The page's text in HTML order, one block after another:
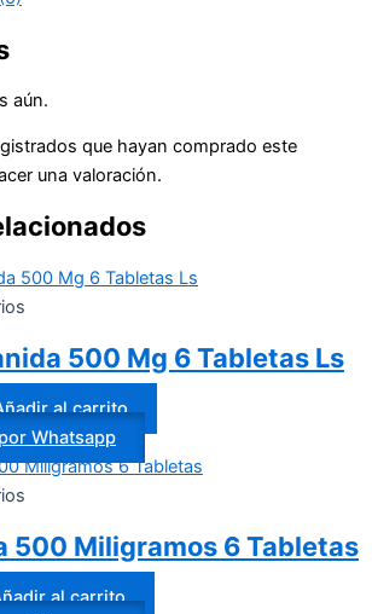
aún.
que hayan comprado este
una valoración.
500 Mg 6 Tabletas Ls
al carrito
Whatsapp
500 Miligramos 6 Tabletas
al carrito